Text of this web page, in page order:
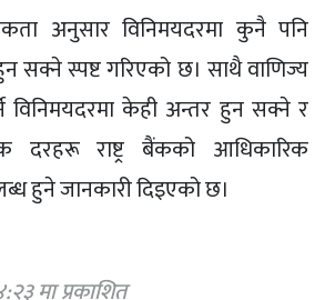
अनुसार विनिमयदरमा कुनै पनि
सक्ने स्पष्ट गरिएको छ। साथै वाणिज्य
विनिमयदरमा केही अन्तर हुन सक्ने र
दरहरू राष्ट्र बैंकको आधिकारिक
हुने जानकारी दिइएको छ।
मा प्रकाशित